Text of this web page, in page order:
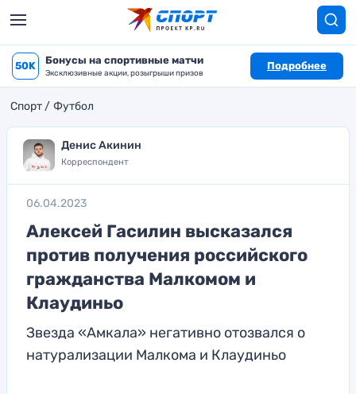
50K Бонусы на спортивные матчи
Эксклюзивные акции, розыгрыши призов
Подробнее
Спорт Футбол
Денис Акинин
Корреспондент
06.04.2023
Алексей Гасилин высказался
против получения российского
гражданства Малкомом и
Клаудиньо
Звезда «Амкала» негативно отозвался о
натурализации Малкома и Клаудиньо